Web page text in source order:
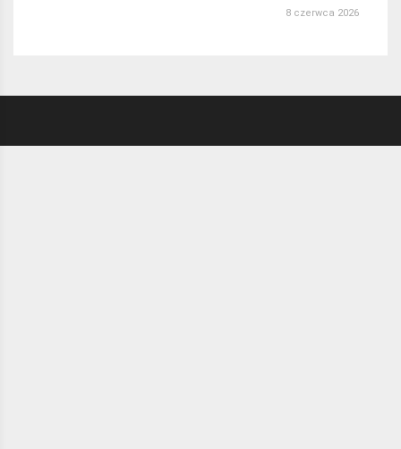
8 czerwca 2026